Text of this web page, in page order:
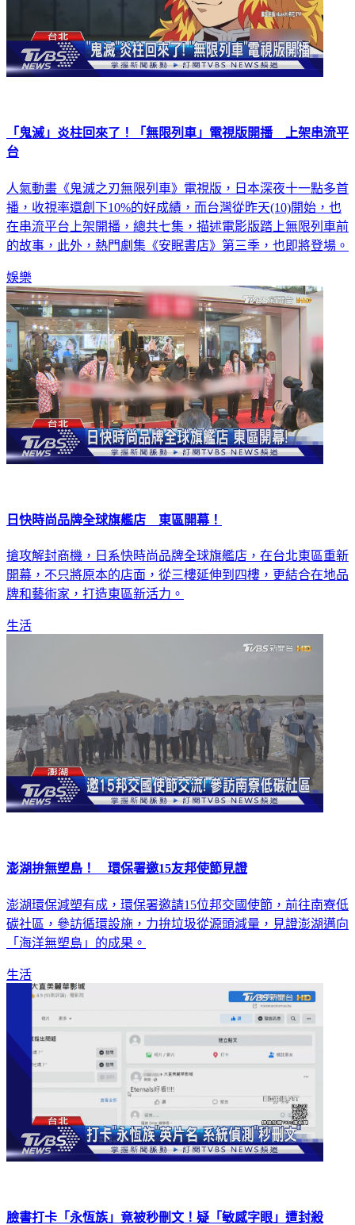
「鬼滅」炎柱回來了！「無限列車」電視版開播 上架串流平
台
人氣動畫《鬼滅之刃無限列車》電視版，日本深夜十一點多首
播，收視率還創下10%的好成績，而台灣從昨天(10)開始，也
在串流平台上架開播，總共七集，描述電影版踏上無限列車前
的故事，此外，熱門劇集《安眠書店》第三季，也即將登場。
娛樂
日快時尚品牌全球旗艦店 東區開幕！
搶攻解封商機，日系快時尚品牌全球旗艦店，在台北東區重新
開幕，不只將原本的店面，從三樓延伸到四樓，更結合在地品
牌和藝術家，打造東區新活力。
生活
澎湖拚無塑島！ 環保署邀15友邦使節見證
澎湖環保減塑有成，環保署邀請15位邦交國使節，前往南寮低
碳社區，參訪循環設施，力拚垃圾從源頭減量，見證澎湖邁向
「海洋無塑島」的成果。
生活
臉書打卡「永恆族」竟被秒刪文！疑「敏感字眼」遭封殺